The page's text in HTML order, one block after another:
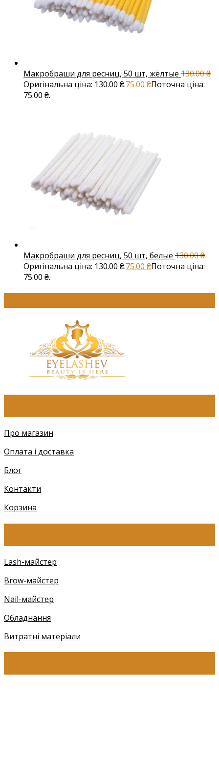
Макробраши для ресниц, 50 шт, жёлтые 130.00₴
Оригінальна ціна: 130.00 ₴.75.00 ₴Поточна ціна:
75.00 ₴.
Макробраши для ресниц, 50 шт, белые 130.00₴
Оригінальна ціна: 130.00 ₴.75.00 ₴Поточна ціна:
75.00 ₴.
Про магазин
Оплата і доставка
Блог
Контакти
Корзина
Lash-майстер
Brow-майстер
Nail-майстер
Обладнання
Витратні матеріали